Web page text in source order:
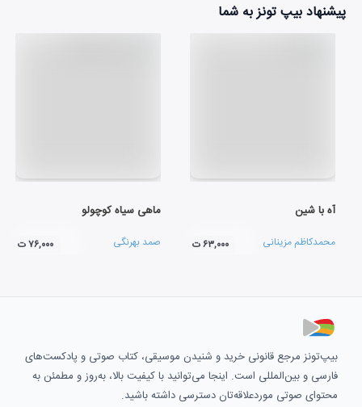
پیشنهاد بیپ تونز به شما
آه با شین
محمدکاظم مزینانی ۶۳,۰۰۰ ت
ماهی سیاه کوچولو
صمد بهرنگی ۷۶,۰۰۰ ت
بیپ‌تونز مرجع قانونی خرید و شنیدن موسیقی، کتاب صوتی و پادکست‌های
فارسی و بین‌المللی است. اینجا می‌توانید با کیفیت بالا، به‌روز و مطمئن به
محتوای صوتی موردعلاقه‌تان دسترسی داشته باشید.